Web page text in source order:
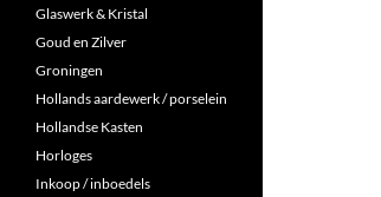
Glaswerk & Kristal
Goud en Zilver
Groningen
Hollands aardewerk / porselein
Hollandse Kasten
Horloges
Inkoop / inboedels